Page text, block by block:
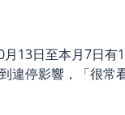
13日至本月7日
違停影響，「很常